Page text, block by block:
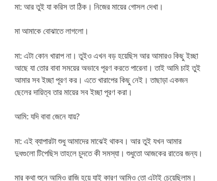
মা: আর তুই যা করিস তা ঠিক। নিজের মায়ের গোসল দেখা।
মা আমাকে বোঝাতে লাগলো।
মা: এটা কোন খারাপ না। তুইও এখন বড় হয়েছিস আর আমারও কিছু ইচ্ছা
আছে যা তোর বাবা সময়ের অভাবে পূরণ করতে পারেনা। তাই আমি চাই তুই
আমার সব ইচ্ছা পূরণ কর। এতে খারাপের কিছু নেই। তাছাড়া একজন
ছেলের দায়িত্ব তার মায়ের সব ইচ্ছা পূরণ করা।
আমি: যদি বাবা জেনে যায়?
মা: এই ব্যাপারটা শুধু আমাদের মাঝেই থাকব। আর তুই যখন আমার
দুধগুলো টিপেছিস তাহলে চুদতে কী সমস্যা। শুধুতো আজকের রাতের জন্য।
মার কথা শুনে আমিও রাজি হয়ে যাই কারণ আমিও তো এটাই চেয়েছিলাম।